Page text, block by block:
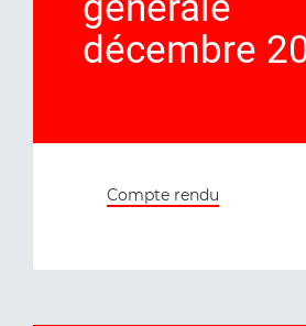
décembre
Compte rendu